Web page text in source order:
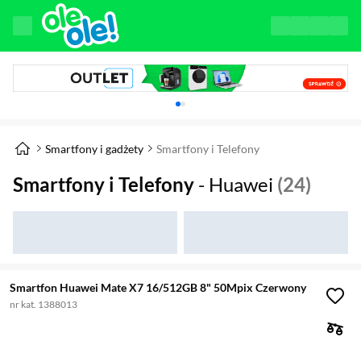
Karuzela z banerami, aktualny element 1 z
Smartfony i gadżety Smartfony i Telefony
Smartfony i Telefony - Huawei (24)
Smartfon Huawei Mate X7 16/512GB 8" 50Mpix Czerwony
nr kat. 1388013